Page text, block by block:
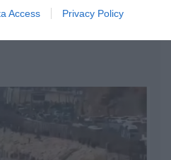
Access Privacy Policy